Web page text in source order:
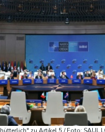
zu Artikel 5 / Foto: SAUL